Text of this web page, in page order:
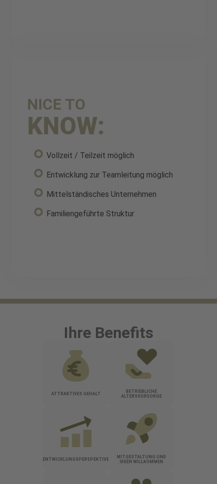
NICE TO
KNOW:
Vollzeit / Teilzeit möglich
Entwicklung zur Teamleitung möglich
Mittelständisches Unternehmen
Familiengeführte Struktur
Ihre Benefits
ATTRAKTIVES GEHALT
BETRIEBLICHE
ALTERSVORSORGE
ENTWICKLUNGSPERSPEKTIVE
MITGESTALTUNG UND
IDEEN WILLKOMMEN